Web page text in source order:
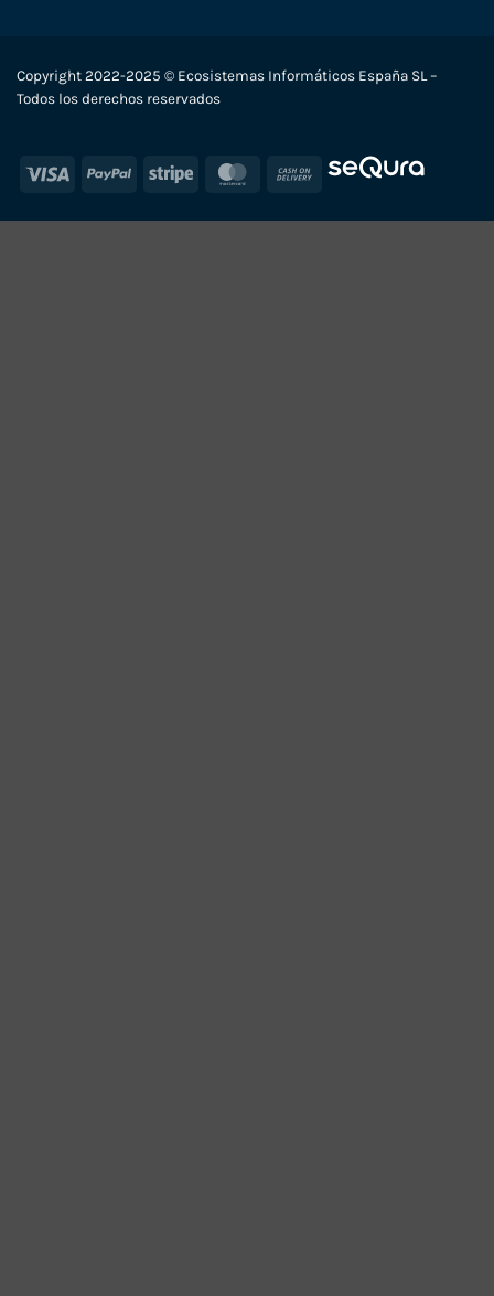
Copyright 2022-2025 © Ecosistemas Informáticos España SL –
Todos los derechos reservados
Visa PayPal Stripe MasterCard
Cash